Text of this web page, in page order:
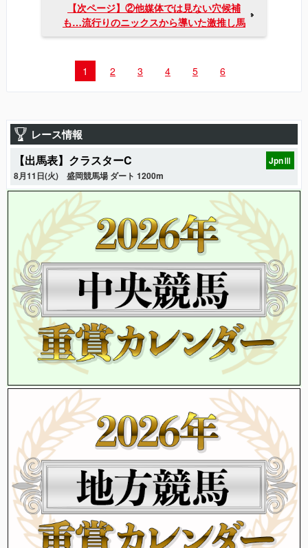
【次ページ】②他媒体では見ない穴候補
も…流行りのニックスから導いた激推し馬
1 2 3 4 5 6
レース情報
【出馬表】クラスターC
JpnⅢ
8月11日(火)
盛岡競馬場 ダート 1200m